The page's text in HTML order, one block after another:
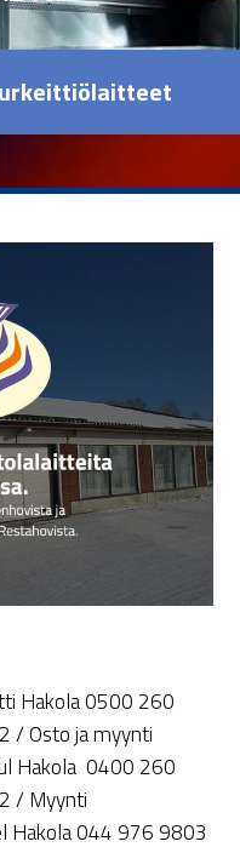
Hakola 0500 260
/ Osto ja myynti
Hakola 0400 260
/ Myynti
Hakola 044 976 9803